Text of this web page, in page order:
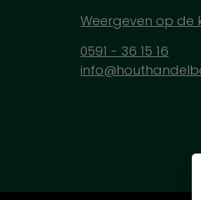
Weergeven op de
0591 - 36 15 16